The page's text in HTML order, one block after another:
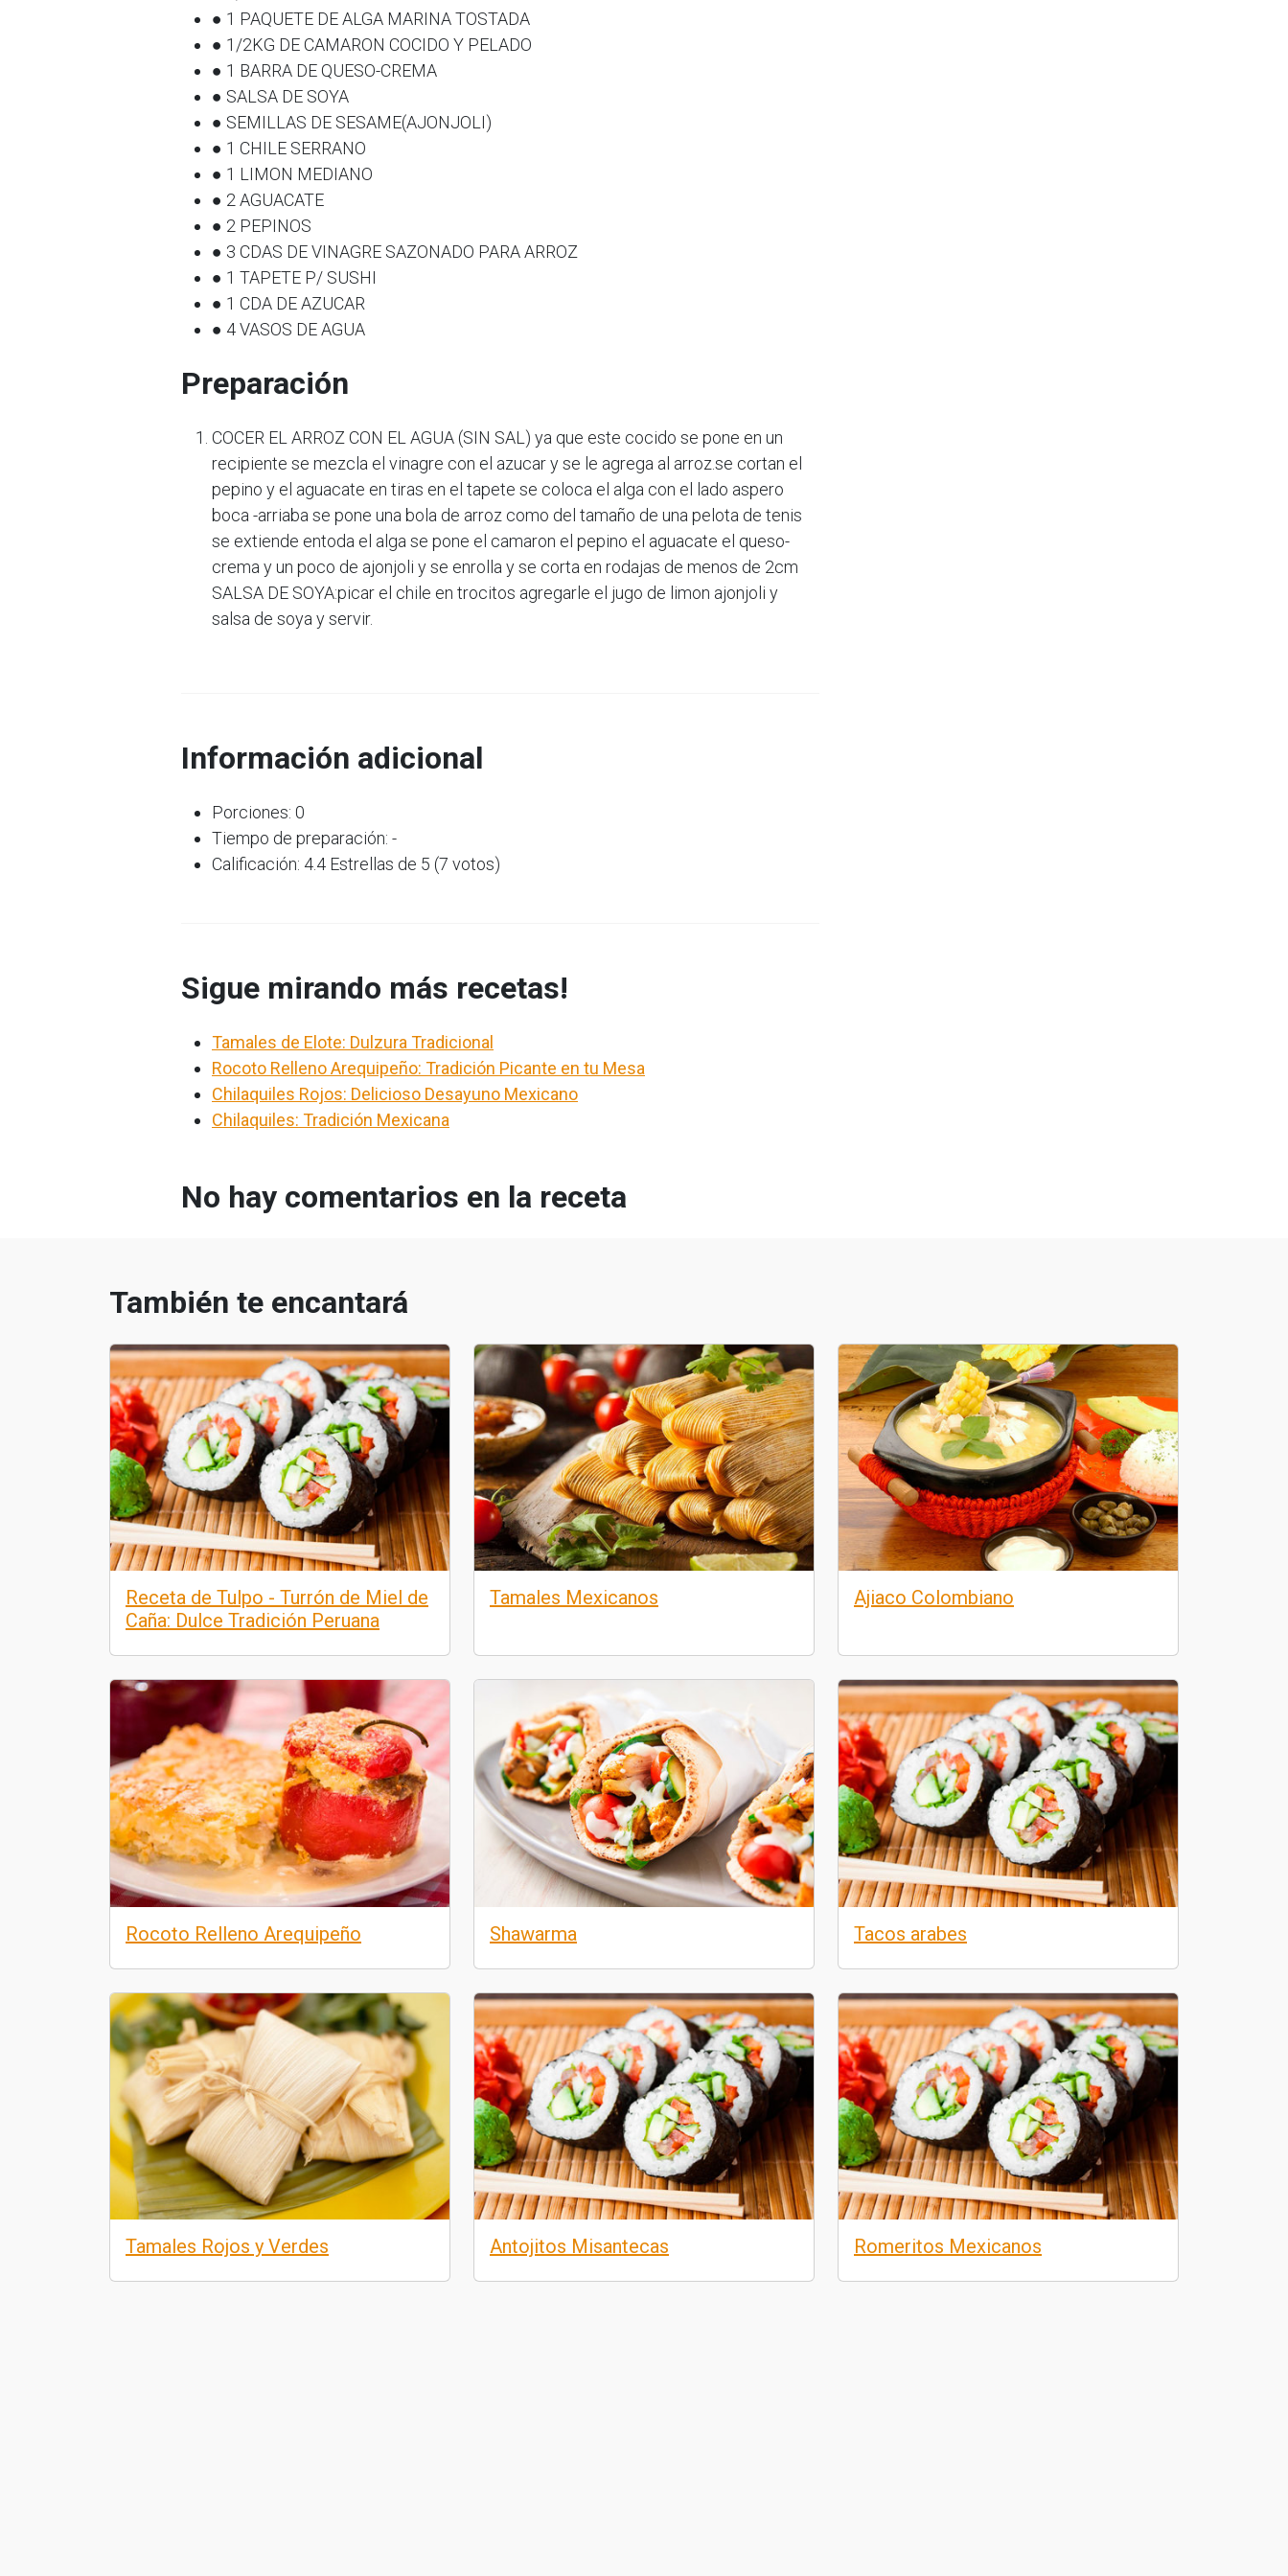
● 1 PAQUETE DE ALGA MARINA TOSTADA
● 1/2KG DE CAMARON COCIDO Y PELADO
● 1 BARRA DE QUESO-CREMA
● SALSA DE SOYA
● SEMILLAS DE SESAME(AJONJOLI)
● 1 CHILE SERRANO
● 1 LIMON MEDIANO
● 2 AGUACATE
● 2 PEPINOS
● 3 CDAS DE VINAGRE SAZONADO PARA ARROZ
● 1 TAPETE P/ SUSHI
● 1 CDA DE AZUCAR
● 4 VASOS DE AGUA
Preparación
COCER EL ARROZ CON EL AGUA (SIN SAL) ya que este cocido se pone en un
recipiente se mezcla el vinagre con el azucar y se le agrega al arroz.se cortan el
pepino y el aguacate en tiras en el tapete se coloca el alga con el lado aspero
boca -arriaba se pone una bola de arroz como del tamaño de una pelota de tenis
se extiende entoda el alga se pone el camaron el pepino el aguacate el queso-
crema y un poco de ajonjoli y se enrolla y se corta en rodajas de menos de 2cm
SALSA DE SOYA:picar el chile en trocitos agregarle el jugo de limon ajonjoli y
salsa de soya y servir.
Información adicional
Porciones: 0
Tiempo de preparación: -
Calificación: 4.4 Estrellas de 5 (7 votos)
Sigue mirando más recetas!
Tamales de Elote: Dulzura Tradicional
Rocoto Relleno Arequipeño: Tradición Picante en tu Mesa
Chilaquiles Rojos: Delicioso Desayuno Mexicano
Chilaquiles: Tradición Mexicana
No hay comentarios en la receta
También te encantará
Receta de Tulpo - Turrón de Miel de
Caña: Dulce Tradición Peruana
Tamales Mexicanos Ajiaco Colombiano
Rocoto Relleno Arequipeño Shawarma Tacos arabes
Tamales Rojos y Verdes Antojitos Misantecas Romeritos Mexicanos